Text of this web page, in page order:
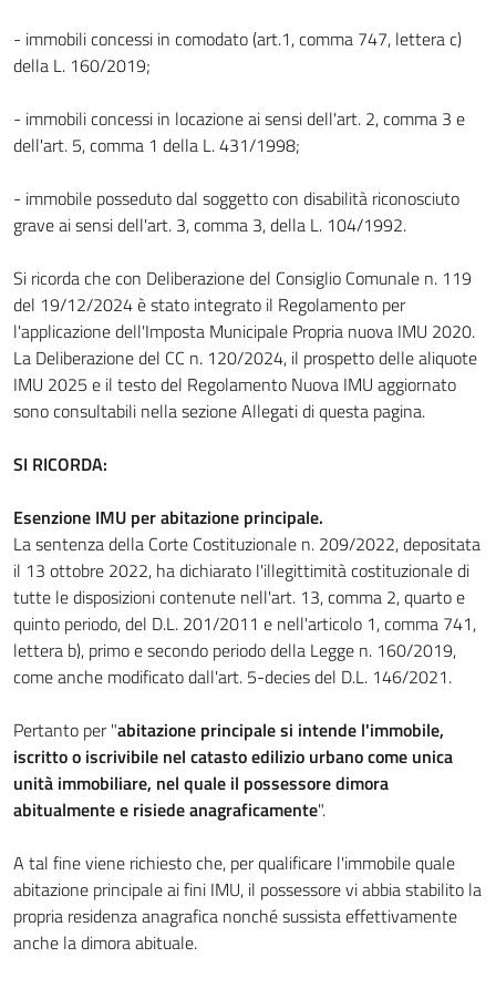
- immobili concessi in comodato (art.1, comma 747, lettera c)
della L. 160/2019;
- immobili concessi in locazione ai sensi dell'art. 2, comma 3 e
dell'art. 5, comma 1 della L. 431/1998;
- immobile posseduto dal soggetto con disabilità riconosciuto
grave ai sensi dell'art. 3, comma 3, della L. 104/1992.
Si ricorda che con Deliberazione del Consiglio Comunale n. 119
del 19/12/2024 è stato integrato il Regolamento per
l'applicazione dell'Imposta Municipale Propria nuova IMU 2020.
La Deliberazione del CC n. 120/2024, il prospetto delle aliquote
IMU 2025 e il testo del Regolamento Nuova IMU aggiornato
sono consultabili nella sezione Allegati di questa pagina.
SI RICORDA:
Esenzione IMU per abitazione principale.
La sentenza della Corte Costituzionale n. 209/2022, depositata
il 13 ottobre 2022, ha dichiarato l'illegittimità costituzionale di
tutte le disposizioni contenute nell'art. 13, comma 2, quarto e
quinto periodo, del D.L. 201/2011 e nell'articolo 1, comma 741,
lettera b), primo e secondo periodo della Legge n. 160/2019,
come anche modificato dall'art. 5-decies del D.L. 146/2021.
Pertanto per "abitazione principale si intende l'immobile,
iscritto o iscrivibile nel catasto edilizio urbano come unica
unità immobiliare, nel quale il possessore dimora
abitualmente e risiede anagraficamente".
A tal fine viene richiesto che, per qualificare l'immobile quale
abitazione principale ai fini IMU, il possessore vi abbia stabilito la
propria residenza anagrafica nonché sussista effettivamente
anche la dimora abituale.